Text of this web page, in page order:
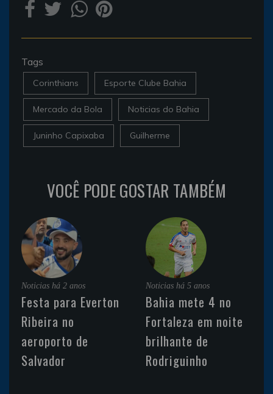
Tags
Corinthians Esporte Clube Bahia
Mercado da Bola Noticias do Bahia
Juninho Capixaba Guilherme
VOCÊ PODE GOSTAR TAMBÉM
Noticias há 2 anos
Festa para Everton
Ribeira no
aeroporto de
Salvador
Noticias há 5 anos
Bahia mete 4 no
Fortaleza em noite
brilhante de
Rodriguinho